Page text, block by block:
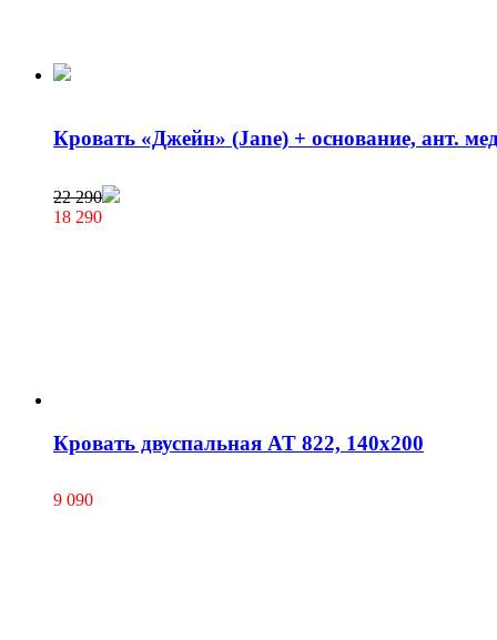
Кровать «Джейн» (Jane) + основание, ант.
22 290
18 290
Кровать двуспальная AT 822, 140х200
9 090